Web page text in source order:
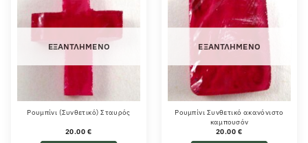
ΕΞΑΝΤΛΗΜΈΝΟ
Ρουμπίνι (Συνθετικό) Σταυρός
20.00 €
ΕΞΑΝΤΛΗΜΈΝΟ
Ρουμπίνι Συνθετικό ακανόνιστο
καμπουσόν
20.00 €